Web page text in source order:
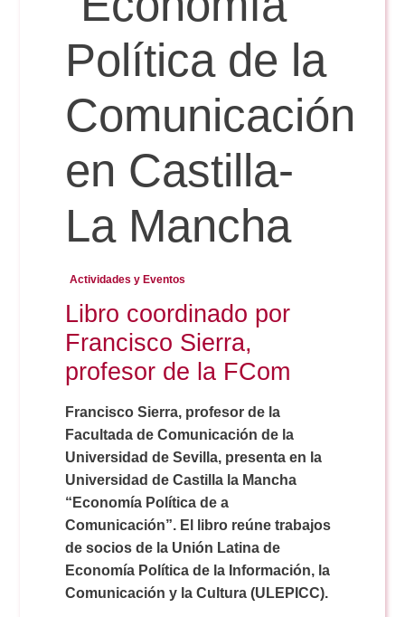
Reservas
Calendario Lectivo
Horarios
Periodismo
Comunicación Audiovisual
Doble Grado PER/CAV
Periodismo
Publicidad y RR.PP
Comunicación Audiovisual
Doble Grado PER/CAV
Secretaría Virtual
#miTFG
Boletines
Política de la
Comunicación
en Castilla-
La Mancha
Actividades y Eventos
Libro coordinado por
Francisco Sierra,
profesor de la FCom
Francisco Sierra, profesor de la
Facultada de Comunicación de la
Universidad de Sevilla, presenta en la
Universidad de Castilla la Mancha
“Economía Política de a
Comunicación”. El libro reúne trabajos
de socios de la Unión Latina de
Economía Política de la Información, la
Comunicación y la Cultura (ULEPICC).